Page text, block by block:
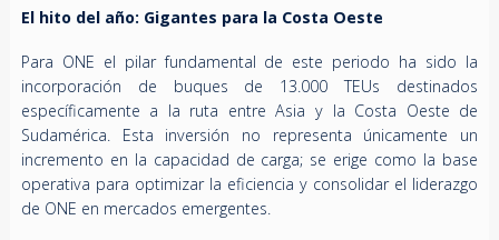
El hito del año: Gigantes para la Costa Oeste
Para ONE el pilar fundamental de este periodo ha sido la
incorporación de buques de 13.000 TEUs destinados
específicamente a la ruta entre Asia y la Costa Oeste de
Sudamérica. Esta inversión no representa únicamente un
incremento en la capacidad de carga; se erige como la base
operativa para optimizar la eficiencia y consolidar el liderazgo
de ONE en mercados emergentes.